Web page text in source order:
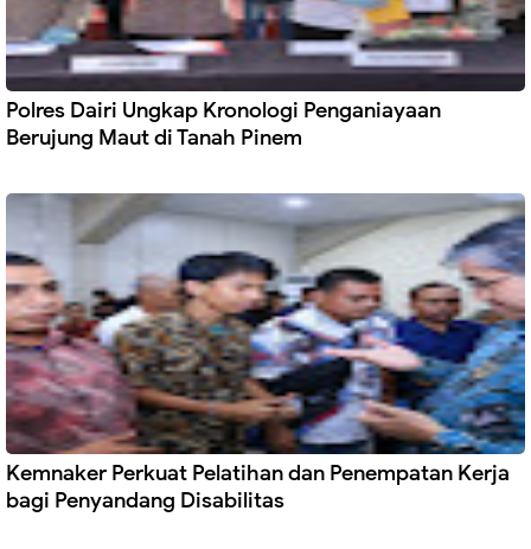
Polres Dairi Ungkap Kronologi Penganiayaan
Berujung Maut di Tanah Pinem
Kemnaker Perkuat Pelatihan dan Penempatan Kerja
bagi Penyandang Disabilitas